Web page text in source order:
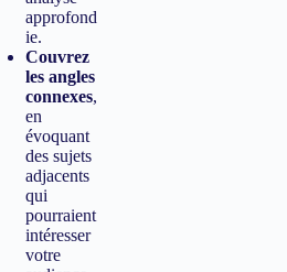
approfond
ie.
Couvrez
les angles
connexes,
en
évoquant
des sujets
adjacents
qui
pourraient
intéresser
votre